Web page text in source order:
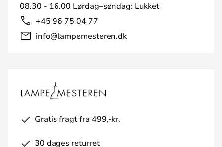
08.30 - 16.00 Lørdag–søndag: Lukket
+45 96 75 04 77
info@lampemesteren.dk
Gratis fragt fra 499,-kr.
30 dages returret